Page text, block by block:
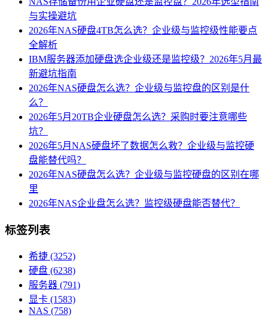
与实操避坑
2026年NAS硬盘4TB怎么选？企业级与监控级性能要点
全解析
IBM服务器添加硬盘选企业级还是监控级？2026年5月最
新避坑指南
2026年NAS硬盘怎么选？企业级与监控盘的区别是什
么？
2026年5月20TB企业硬盘怎么选？采购时要注意哪些
坑？
2026年5月NAS硬盘坏了数据怎么救？企业级与监控硬
盘能替代吗？
2026年NAS硬盘怎么选？企业级与监控硬盘的区别在哪
里
2026年NAS企业盘怎么选？监控级硬盘能否替代？
标签列表
希捷 (3252)
硬盘 (6238)
服务器 (791)
显卡 (1583)
NAS (758)